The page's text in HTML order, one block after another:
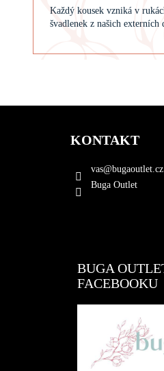
Každý kousek vzniká v
švadlenek z našich externích
KONTAKT
vas@bugaoutlet.cz
Buga Outlet
BUGA
FACEBOOKU